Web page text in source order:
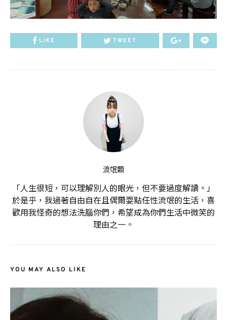
LIKE TWEET
流氓顆
「人生很短，可以理解別人的眼光，但不要過度解讀。」
於是乎，我過著自由自在且偶爾耍點任性流氓的生活，喜
歡用我怪奇的想法洗腦你們，希望成為你們生活中微笑的
理由之一。
YOU MAY ALSO LIKE